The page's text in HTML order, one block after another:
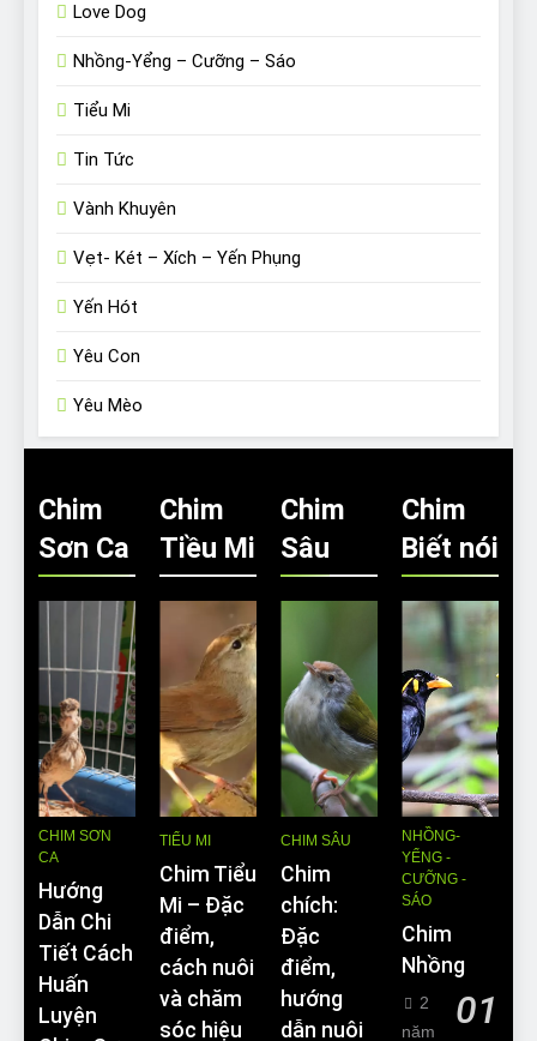
Love Dog
Nhồng-Yểng – Cưỡng – Sáo
Tiểu Mi
Tin Tức
Vành Khuyên
Vẹt- Két – Xích – Yến Phụng
Yến Hót
Yêu Con
Yêu Mèo
Chim
Sơn Ca
CHIM SƠN
CA
Hướng
Dẫn Chi
Tiết Cách
Huấn
Luyện
Chim
Tiều Mi
TIỂU MI
Chim Tiểu
Mi – Đặc
điểm,
cách nuôi
và chăm
sóc hiệu
Chim
Sâu
CHIM SÂU
Chim
chích:
Đặc
điểm,
hướng
dẫn nuôi
Chim
Biết nói
NHỒNG-
YỂNG -
CƯỠNG -
SÁO
Chim
Nhồng
01
2
năm